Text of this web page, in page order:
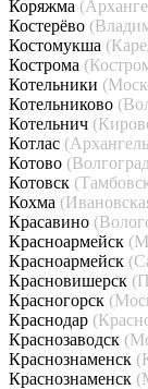
Коряжма
Костерёво
Костомукша
Кострома
Котельники
Котельниково
Котельнич
Котлас
Котово
Котовск
Кохма
Красавино
Красноармейск
Красноармейск
Красновишерск
Красногорск
Краснодар
Краснозаводск
Краснознаменск
Краснознаменск